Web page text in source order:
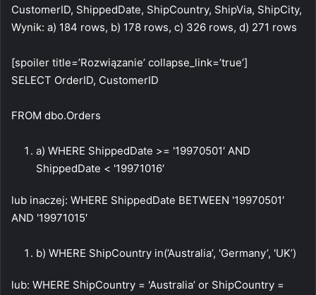
CustomerID, ShippedDate, ShipCountry, ShipVia, ShipCity,
Wynik: a) 184 rows, b) 178 rows, c) 326 rows, d) 271 rows
[spoiler title=’Rozwiązanie’ collapse_link=’true’]
SELECT OrderID, CustomerID
FROM dbo.Orders
a) WHERE ShippedDate >= '19970501′ AND
ShippedDate < '19971016′
lub inaczej: WHERE ShippedDate BETWEEN '19970501′
AND '19971015′
b) WHERE ShipCountry in(’Australia’, 'Germany’, 'UK’)
lub: WHERE ShipCountry = 'Australia’ or ShipCountry =